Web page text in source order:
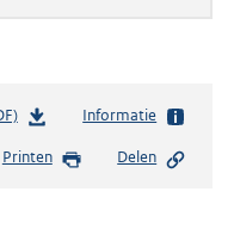
b
s
Informatie
Printen Delen